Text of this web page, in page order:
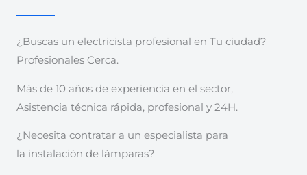
¿Buscas un electricista profesional en Tu ciudad?
Profesionales Cerca.
Más de 10 años de experiencia en el sector,
Asistencia técnica rápida, profesional y 24H.
¿Necesita contratar a un especialista para
la instalación de lámparas?